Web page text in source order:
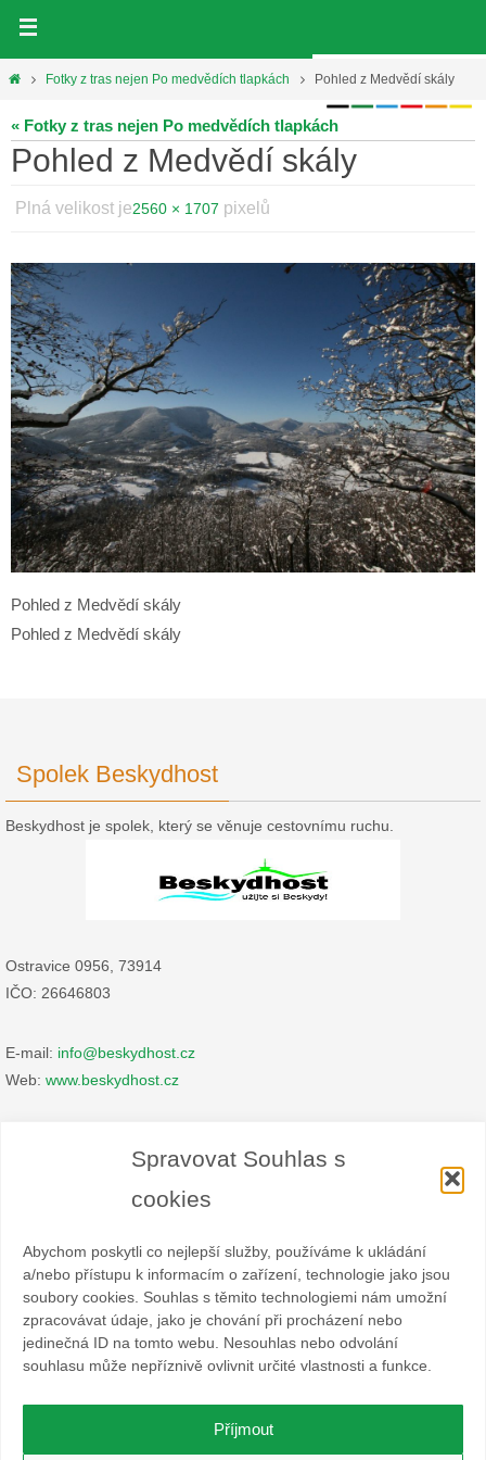
Spravovat Souhlas s
cookies
Abychom poskytli co nejlepší služby, používáme k ukládání
a/nebo přístupu k informacím o zařízení, technologie jako jsou
soubory cookies. Souhlas s těmito technologiemi nám umožní
zpracovávat údaje, jako je chování při procházení nebo
jedinečná ID na tomto webu. Nesouhlas nebo odvolání
souhlasu může nepříznivě ovlivnit určité vlastnosti a funkce.
Příjmout
obsahHomeFotky z tras nejen Po medvědích tlapkách Pohled z Medvědí skály
« Fotky z tras nejen Po medvědích tlapkách
Pohled z Medvědí skály
Plná velikost je2560 × 1707 pixelů
Pohled z Medvědí skály
Pohled z Medvědí skály
Spolek Beskydhost
Beskydhost je spolek, který se věnuje cestovnímu ruchu.
Ostravice 0956, 73914
IČO: 26646803
E-mail: info@beskydhost.cz
Web: www.beskydhost.cz
Spolek BESKYDHOST je dobrovolný svazek fyzických a
právnických osob podnikajících v hostinské živnosti
a příbuzných oborech v oblasti cestovního ruchu. Místem
nad Ostravicí.